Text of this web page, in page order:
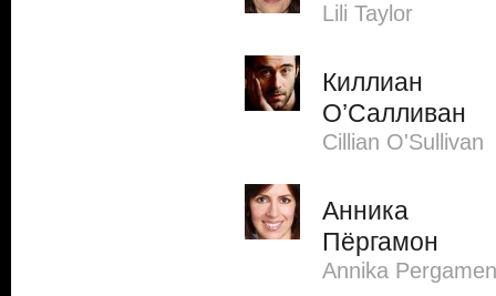
Lili Taylor
Киллиан
О’Салливан
Cillian O'Sullivan
Анника
Пёргамон
Annika